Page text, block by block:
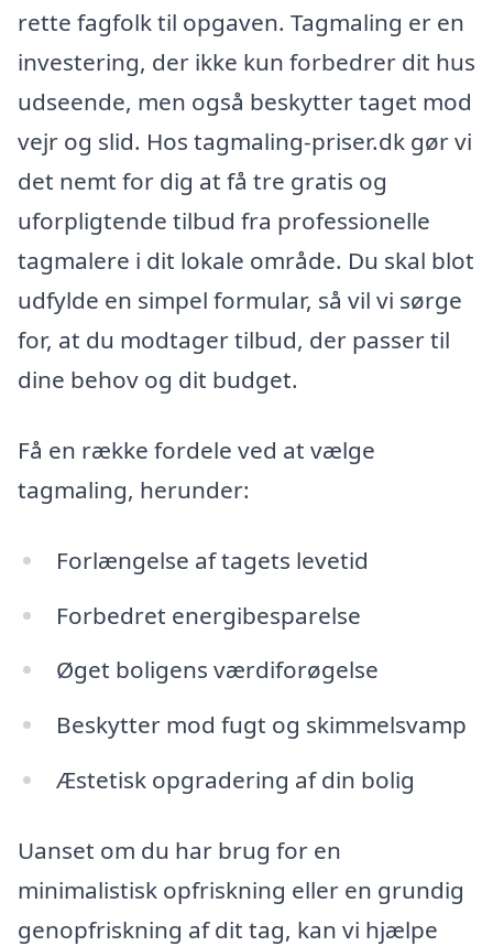
rette fagfolk til opgaven. Tagmaling er en
investering, der ikke kun forbedrer dit hus
udseende, men også beskytter taget mod
vejr og slid. Hos tagmaling-priser.dk gør vi
det nemt for dig at få tre gratis og
uforpligtende tilbud fra professionelle
tagmalere i dit lokale område. Du skal blot
udfylde en simpel formular, så vil vi sørge
for, at du modtager tilbud, der passer til
dine behov og dit budget.
Få en række fordele ved at vælge
tagmaling, herunder:
Forlængelse af tagets levetid
Forbedret energibesparelse
Øget boligens værdiforøgelse
Beskytter mod fugt og skimmelsvamp
Æstetisk opgradering af din bolig
Uanset om du har brug for en
minimalistisk opfriskning eller en grundig
genopfriskning af dit tag, kan vi hjælpe